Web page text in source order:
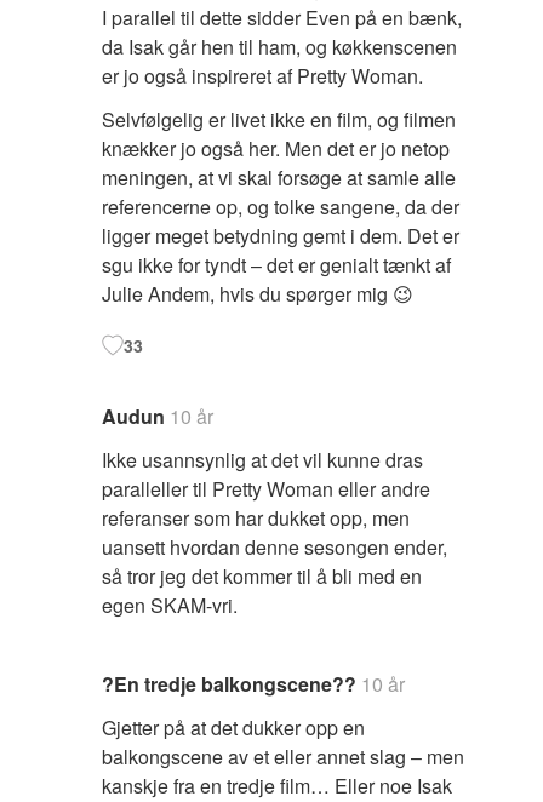
I parallel til dette sidder Even på en bænk,
da Isak går hen til ham, og køkkenscenen
er jo også inspireret af Pretty Woman.
Selvfølgelig er livet ikke en film, og filmen
knækker jo også her. Men det er jo netop
meningen, at vi skal forsøge at samle alle
referencerne op, og tolke sangene, da der
ligger meget betydning gemt i dem. Det er
sgu ikke for tyndt – det er genialt tænkt af
Julie Andem, hvis du spørger mig 😉
33
Audun 10 år
Ikke usannsynlig at det vil kunne dras
paralleller til Pretty Woman eller andre
referanser som har dukket opp, men
uansett hvordan denne sesongen ender,
så tror jeg det kommer til å bli med en
egen SKAM-vri.
?En tredje balkongscene?? 10 år
Gjetter på at det dukker opp en
balkongscene av et eller annet slag – men
kanskje fra en tredje film… Eller noe Isak